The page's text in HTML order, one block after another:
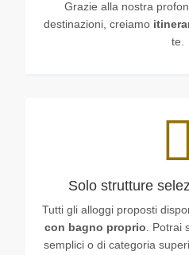
Grazie alla nostra
destinazioni, creiamo
te.
Solo strutture
Tutti gli alloggi proposti
con bagno proprio .
semplici o di categoria